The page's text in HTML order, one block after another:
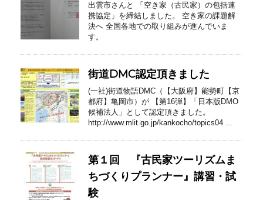
出雲市さんと 「空き家（古民家）の包括連
携協定」を締結しました。 空き家の課題解
決へ 全国各地での取り組みが進んでいま
す。
街道DMC認定頂きました
(一社)街道物語DMC（【大阪府】能勢町【京
都府】亀岡市）が 【第16弾】「日本版DMO
候補法人」として認定頂きました。
http://www.mlit.go.jp/kankocho/topics04 ...
第１回 『古民家ツーリズムま
ちづくりプランナー』講習・試
験